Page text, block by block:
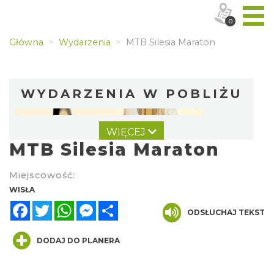
Główna Wydarzenia MTB Silesia Maraton
WYDARZENIA W POBLIŻU
Koncert orkiestry dętej „Echo Adwentu”
Wisła
0.00 km
WIĘCEJ
MTB Silesia Maraton
Miejscowość:
WISŁA
FacebookTwitterWhatsAppMessenger
ODSŁUCHAJ TEKST
DODAJ DO PLANERA
0